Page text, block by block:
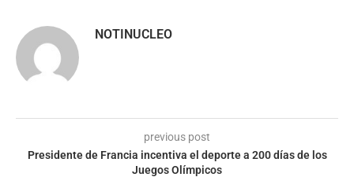
NOTINUCLEO
previous post
Presidente de Francia incentiva el deporte a 200 días de los
Juegos Olímpicos